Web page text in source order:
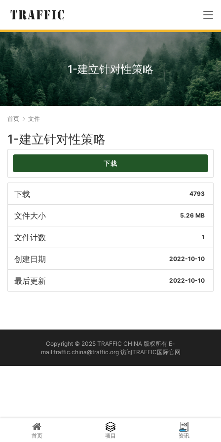
1-建立针对性策略
首页 文件
1-建立针对性策略
下载
下载 4793
文件大小 5.26 MB
文件计数 1
创建日期 2022-10-10
最后更新 2022-10-10
Copyright © 2025 TRAFFIC CHINA 版权所有 E-
mail:traffic.china@traffic.org 访问TRAFFIC国际官网
首页 项目 资讯